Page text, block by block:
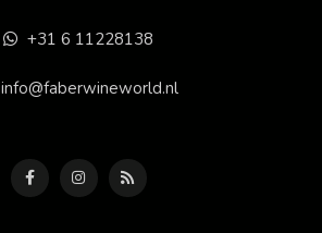
+31 6 11228138
info@faberwineworld.nl